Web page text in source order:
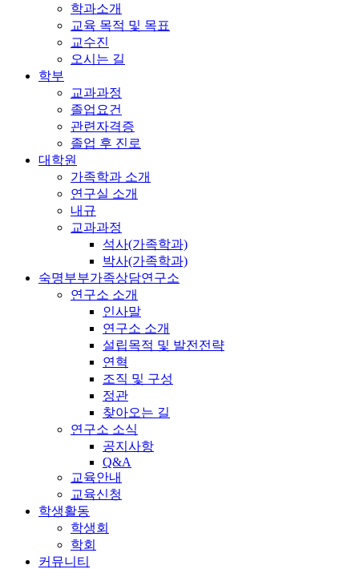
학과소개
교육 목적 및 목표
교수진
오시는 길
학부
교과과정
졸업요건
관련자격증
졸업 후 진로
대학원
가족학과 소개
연구실 소개
내규
교과과정
석사(가족학과)
박사(가족학과)
숙명부부가족상담연구소
연구소 소개
인사말
연구소 소개
설립목적 및 발전전략
연혁
조직 및 구성
정관
찾아오는 길
연구소 소식
공지사항
Q&A
교육안내
교육신청
학생활동
학생회
학회
커뮤니티